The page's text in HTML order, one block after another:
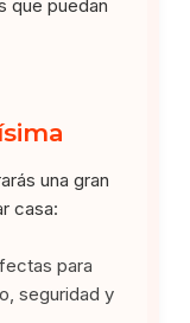
que puedan
una gran
casa:
para
seguridad y